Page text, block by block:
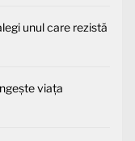
unul care rezistă
viața